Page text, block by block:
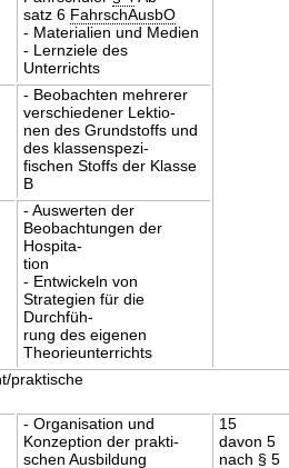
satz 6 FahrschAusbO
- Materialien und Medien
- Lernziele des
Unterrichts
- Beobachten mehrerer
verschiedener Lektio-
nen des Grundstoffs und
des klassenspezi-
fischen Stoffs der Klasse
B
- Auswerten der
Beobachtungen der
Hospita-
tion
- Entwickeln von
Strategien für die
Durchfüh-
rung des eigenen
Theorieunterrichts
praktische
- Organisation und
Konzeption der prakti-
schen Ausbildung
15
davon 5
nach § 5